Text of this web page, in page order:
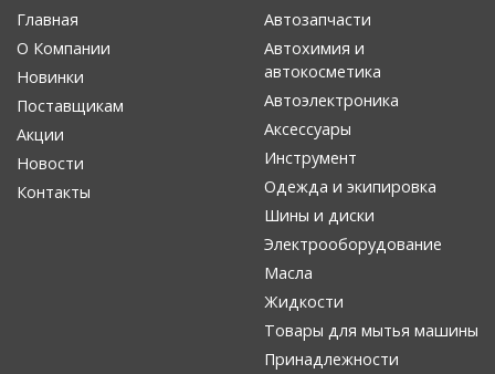
Главная
О Компании
Новинки
Поставщикам
Акции
Новости
Контакты
Автозапчасти
Автохимия и
автокосметика
Автоэлектроника
Аксессуары
Инструмент
Одежда и экипировка
Шины и диски
Электрооборудование
Масла
Жидкости
Товары для мытья машины
Принадлежности